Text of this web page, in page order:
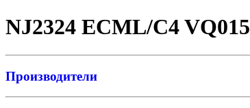
NJ2324 ECML/C4 VQ015
Производители